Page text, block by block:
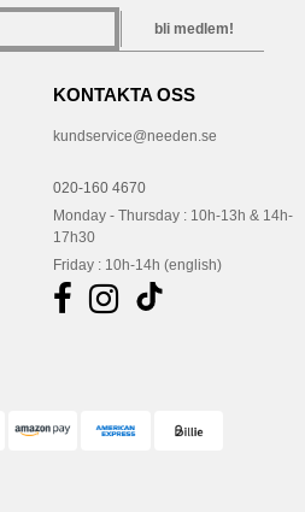
bli medlem!
KONTAKTA OSS
kundservice@needen.se
020-160 4670
Monday - Thursday : 10h-13h & 14h-
17h30
Friday : 10h-14h (english)